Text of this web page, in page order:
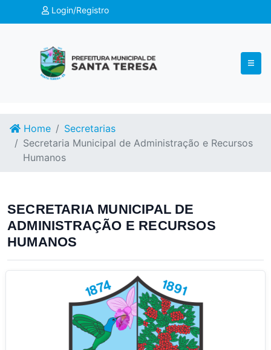
Login/Registro
Home
Secretarias
Secretaria Municipal de Administração e Recursos
Humanos
SECRETARIA MUNICIPAL DE
ADMINISTRAÇÃO E RECURSOS
HUMANOS